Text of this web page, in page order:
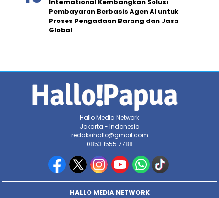
International Kembangkan Solusi
Pembayaran Berbasis Agen AI untuk
Proses Pengadaan Barang dan Jasa
Global
Hallo Media Network
Jakarta - Indonesia
redaksihallo@gmail.com
0853 1555 7788
HALLO MEDIA NETWORK